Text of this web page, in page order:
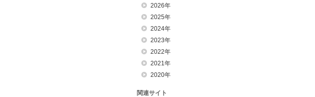
2026年
2025年
2024年
2023年
2022年
2021年
2020年
関連サイト